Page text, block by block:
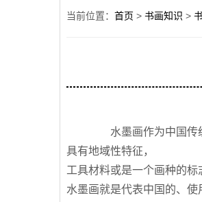
当前位置： 首页 > 书画知识 >
水墨画作为中国传
具有地域性特征，
工具材料或是一个画种的标
水墨画就是代表中国的、使